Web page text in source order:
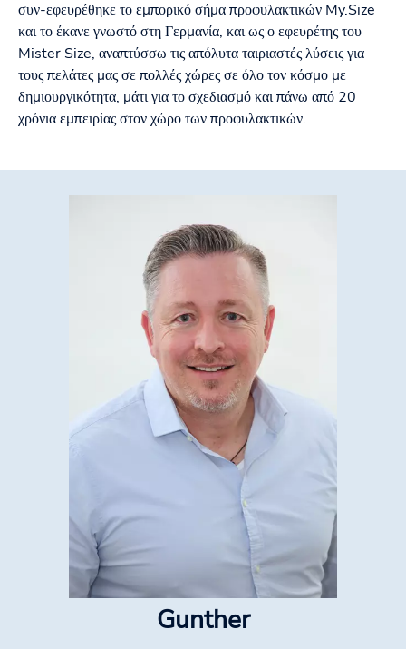
συν-εφευρέθηκε το εμπορικό σήμα προφυλακτικών My.Size
και το έκανε γνωστό στη Γερμανία, και ως ο εφευρέτης του
Mister Size, αναπτύσσω τις απόλυτα ταιριαστές λύσεις για
τους πελάτες μας σε πολλές χώρες σε όλο τον κόσμο με
δημιουργικότητα, μάτι για το σχεδιασμό και πάνω από 20
χρόνια εμπειρίας στον χώρο των προφυλακτικών.
Gunther